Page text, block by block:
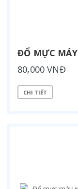
ĐỔ MỰC
80,000 VNĐ
CHI TIẾT